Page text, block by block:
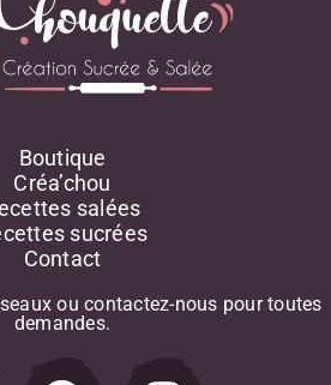
Boutique
Créa’chou
salées
sucrées
Contact
ou contactez-nous pour toutes
demandes.